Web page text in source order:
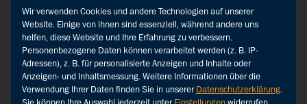
Benchmarkstudie
Banken Schweiz
2024
Wir verwenden Cookies und andere Technologien auf unserer
Website. Einige von ihnen sind essenziell, während andere uns
helfen, diese Website und Ihre Erfahrung zu verbessern.
Personenbezogene Daten können verarbeitet werden (z. B. IP-
Adressen), z. B. für personalisierte Anzeigen und Inhalte oder
Anzeigen- und Inhaltsmessung.Weitere Informationen über die
Verwendung Ihrer Daten finden Sie in unsererDatenschutzerklärung.